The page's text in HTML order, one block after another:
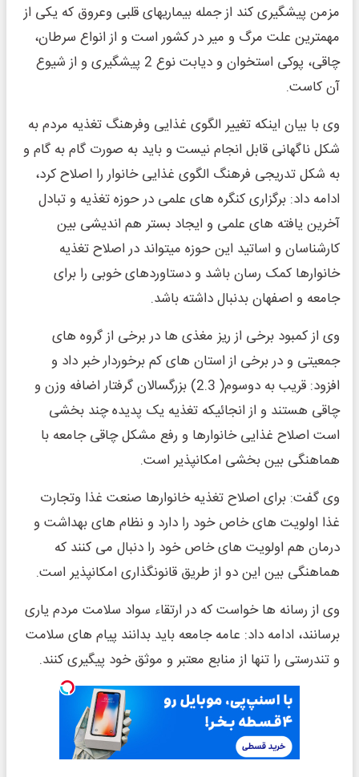
مزمن پیشگیری کند از جمله بیماریهای قلبی وعروق که یکی از
مهمترین علت مرگ و میر در کشور است و از انواع سرطان،
چاقی، پوکی استخوان و دیابت نوع 2 پیشگیری و از شیوع
آن کاست.
وی با بیان اینکه تغییر الگوی غذایی وفرهنگ تغذیه مردم به
شکل ناگهانی قابل انجام نیست و باید به صورت گام به گام و
به شکل تدریجی فرهنگ الگوی غذایی خانوار را اصلاح کرد،
ادامه داد: برگزاری کنگره های علمی در حوزه تغذیه و تبادل
آخرین یافته های علمی و ایجاد بستر هم اندیشی بین
کارشناسان و اساتید این حوزه میتواند در اصلاح تغذیه
خانوارها کمک رسان باشد و دستاوردهای خوبی را برای
جامعه و اصفهان بدنبال داشته باشد.
وی از کمبود برخی از ریز مغذی ها در برخی از گروه های
جمعیتی و در برخی از استان های کم برخوردار خبر داد و
افزود: قریب به دوسوم( 2.3) بزرگسالان گرفتار اضافه وزن و
چاقی هستند و از انجائیکه تغذیه یک پدیده چند بخشی
است اصلاح غذایی خانوارها و رفع مشکل چاقی جامعه با
هماهنگی بین بخشی امکانپذیر است.
وی گفت: برای اصلاح تغذیه خانوارها صنعت غذا وتجارت
غذا اولویت های خاص خود را دارد و نظام های بهداشت و
درمان هم اولویت های خاص خود را دنبال می کنند که
هماهنگی بین این دو از طریق قانونگذاری امکانپذیر است.
وی از رسانه ها خواست که در ارتقاء سواد سلامت مردم یاری
برسانند، ادامه داد: عامه جامعه باید بدانند پیام های سلامت
و تندرستی را تنها از منابع معتبر و موثق خود پیگیری کنند.